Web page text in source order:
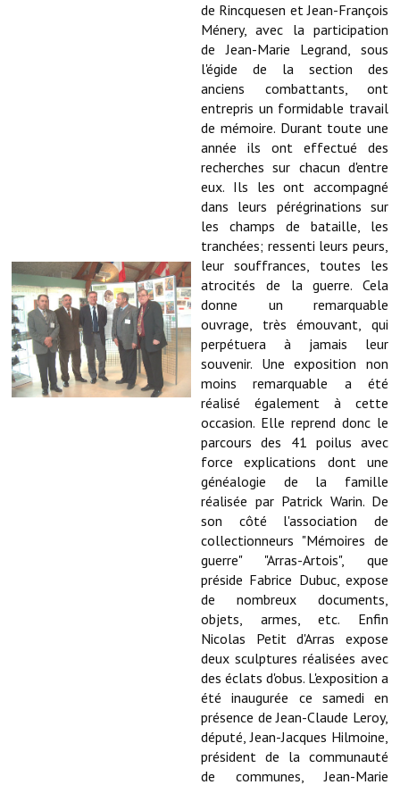
Note de synthèse financière
Rapport d'orientation budgétaire
Actions et projets
Projets et travaux en cours
Procès verbaux des conseils municipaux
Le bulletin municipal : Fressinfo & Le Fressinois
Le village dans l'intercommunalité
de Rincquesen et Jean-François
Ménery, avec la participation
de Jean-Marie Legrand, sous
l'égide de la section des
anciens combattants, ont
entrepris un formidable travail
de mémoire. Durant toute une
année ils ont effectué des
recherches sur chacun d'entre
eux. Ils les ont accompagné
dans leurs pérégrinations sur
les champs de bataille, les
tranchées; ressenti leurs peurs,
leur souffrances, toutes les
atrocités de la guerre. Cela
donne un remarquable
ouvrage, très émouvant, qui
perpétuera à jamais leur
souvenir. Une exposition non
moins remarquable a été
réalisé également à cette
occasion. Elle reprend donc le
parcours des 41 poilus avec
force explications dont une
généalogie de la famille
réalisée par Patrick Warin. De
son côté l'association de
collectionneurs "Mémoires de
guerre" "Arras-Artois", que
préside Fabrice Dubuc, expose
de nombreux documents,
objets, armes, etc. Enfin
Nicolas Petit d'Arras expose
deux sculptures réalisées avec
des éclats d'obus. L'exposition a
été inaugurée ce samedi en
présence de Jean-Claude Leroy,
député, Jean-Jacques Hilmoine,
président de la communauté
de communes, Jean-Marie